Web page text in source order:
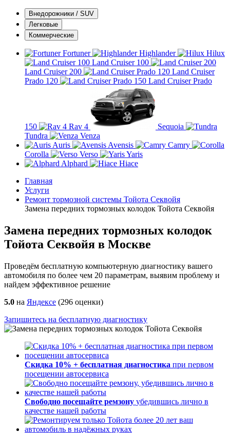
Внедорожники / SUV
Легковые
Коммерческие
Fortuner Highlander
Hilux
Land Cruiser 100
Land Cruiser 200
Land Cruiser
Prado 120
Land Cruiser Prado
150 Rav 4
Sequoia
Tundra
Venza
Auris
Avensis
Camry
Corolla
Verso
Yaris
Alphard
Hiace
Главная
Услуги
Ремонт тормозной системы Тойота Секвойя
Замена передних тормозных колодок Тойота Секвойя
Замена передних тормозных колодок
Тойота Секвойя в Москве
Проведём бесплатную компьютерную диагностику вашего
автомобиля по более чем 20 параметрам, выявим проблему и
найдем эффективное решение
5.0 на Яндексе (296 оценки)
Запишитесь на бесплатную диагностику
Скидка 10% + бесплатная диагностика при первом
посещении автосервиса
Свободно посещайте ремзону убедившись лично в
качестве нашей работы